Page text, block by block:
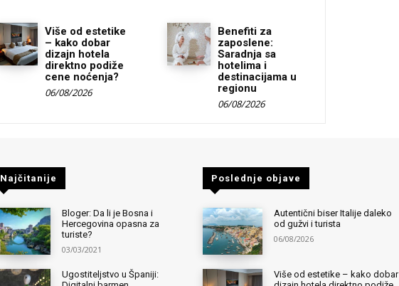
Više od estetike
– kako dobar
dizajn hotela
direktno podiže
cene noćenja?
06/08/2026
Benefiti za
zaposlene:
Saradnja sa
hotelima i
destinacijama u
regionu
06/08/2026
Najčitanije
Bloger: Da li je Bosna i
Hercegovina opasna za
turiste?
03/03/2021
Ugostiteljstvo u Španiji:
Poslednje objave
Autentični biser Italije daleko
od gužvi i turista
06/08/2026
Više od estetike – kako dobar